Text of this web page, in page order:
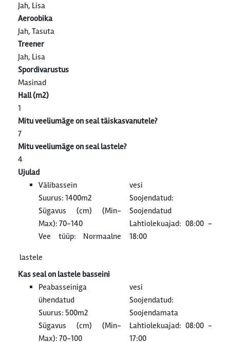
Jah, Lisa
Aeroobika
Jah, Tasuta
Treener
Jah, Lisa
Spordivarustus
Masinad
Hall (m2)
1
Mitu veeliumäge on seal täiskasvanutele?
7
Mitu veeliumäge on seal lastele?
4
Ujulad
Välibassein
Suurus: 1400m2
Sügavus (cm) (Min-
Max): 70-140
Vee tüüp: Normaalne
vesi
Soojendatud:
Soojendatud
Lahtiolekuajad: 08:00 -
18:00
lastele
Kas seal on lastele basseini
Peabasseiniga
ühendatud
Suurus: 500m2
Sügavus (cm) (Min-
Max): 70-100
vesi
Soojendatud:
Soojendamata
Lahtiolekuajad: 08:00 -
17:00